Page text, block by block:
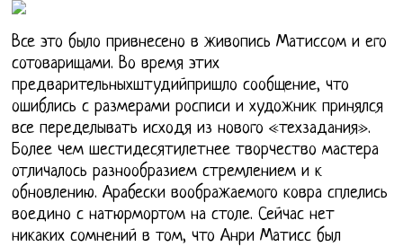
Все это было привнесено в живопись Матиссом и его
сотоварищами. Во время этих
предварительныхштудийпришло сообщение, что
ошиблись с размерами росписи и художник принялся
все переделывать исходя из нового «техзадания».
Более чем шестидесятилетнее творчество мастера
отличалось разнообразием стремлением и к
обновлению. Арабески воображаемого ковра сплелись
воедино с натюрмортом на столе. Сейчас нет
никаких сомнений в том, что Анри Матисс был